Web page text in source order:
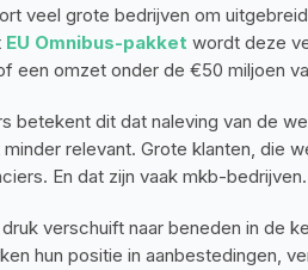
veel grote bedrijven om
EU Omnibus-pakket wordt deze
een omzet onder de €50 miljoen
betekent dit dat naleving van de
relevant. Grote klanten, die
En dat zijn vaak mkb-bedrijven.
verschuift naar beneden in de
hun positie in aanbestedingen,